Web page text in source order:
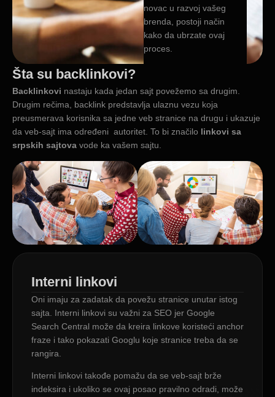
novac u razvoj vašeg
brenda, postoji način
kako da ubrzate ovaj
proces.
Šta su backlinkovi?
Backlinkovi nastaju kada jedan sajt povežemo sa drugim.
Drugim rečima, backlink predstavlja ulaznu vezu koja
preusmerava korisnika sa jedne veb stranice na drugu i ukazuje
da veb-sajt ima određeni autoritet. To bi značilo linkovi sa
srpskih sajtova vode ka vašem sajtu.
Interni linkovi
Oni imaju za zadatak da povežu stranice unutar istog
sajta. Interni linkovi su važni za SEO jer Google
Search Central može da kreira linkove koristeći anchor
fraze i tako pokazati Googlu koje stranice treba da se
rangira.
Interni linkovi takođe pomažu da se veb-sajt brže
indeksira i ukoliko se ovaj posao pravilno odradi, može